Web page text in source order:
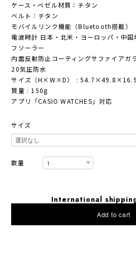
ケース・ベゼル材質：チタン
ベルト：チタン
モバイルリンク機能（Bluetooth搭載）
電波時計 日本・北米・ヨーロッパ・中国
フソーラー
内面反射防止コーティングサファイアガ
20気圧防水
サイズ（H×W×D） :
質量 : 150g
アプリ「CASIO WATCHES」対応
サイズ
数量
International
Add to cart